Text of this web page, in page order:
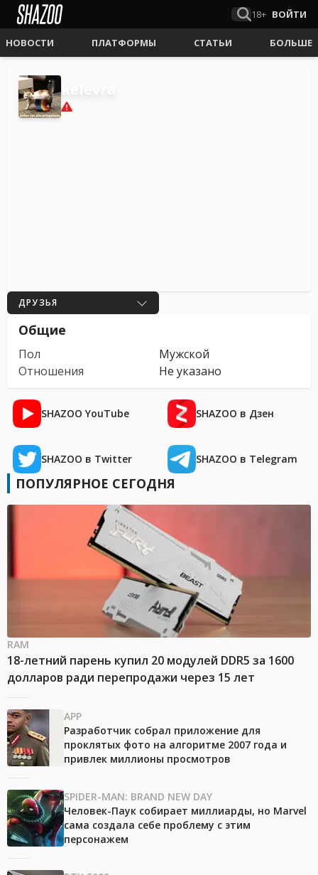
18+ ВОЙТИ
НОВОСТИ ПЛАТФОРМЫ СТАТЬИ БОЛЬШЕ
ДРУЗЬЯ
Общие
Пол
Мужской
Отношения
Не указано
SHAZOO YouTube SHAZOO в Дзен
SHAZOO в Twitter SHAZOO в Telegram
ПОПУЛЯРНОЕ СЕГОДНЯ
RAM
18-летний парень купил 20 модулей DDR5 за 1600
долларов ради перепродажи через 15 лет
APP
Разработчик собрал приложение для
проклятых фото на алгоритме 2007 года и
привлек миллионы просмотров
SPIDER-MAN: BRAND NEW DAY
Человек-Паук собирает миллиарды, но Marvel
сама создала себе проблему с этим
персонажем